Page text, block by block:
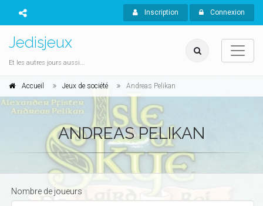
Inscription Connexion
Jedisjeux
Et les autres jours aussi...
Accueil Jeux de société Andreas Pelikan
ANDREAS PELIKAN
Nombre de joueurs